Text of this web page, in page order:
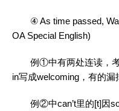
④ As time passed,
OA Special English)
例①中有两处连读，考
in写成welcoming，有的漏
例②中can’t里的[t]因